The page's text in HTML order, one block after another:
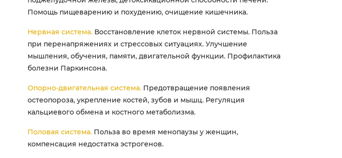
Помощь пищеварению и похудению, очищение кишечника.
Нервная система. Восстановление клеток нервной системы. Польза
при перенапряжениях и стрессовых ситуациях. Улучшение
мышления, обучения, памяти, двигательной функции. Профилактика
болезни Паркинсона.
Опорно-двигательная система. Предотвращение появления
остеопороза, укрепление костей, зубов и мышц. Регуляция
кальциевого обмена и костного метаболизма.
Половая система. Польза во время менопаузы у женщин,
компенсация недостатка эстрогенов.